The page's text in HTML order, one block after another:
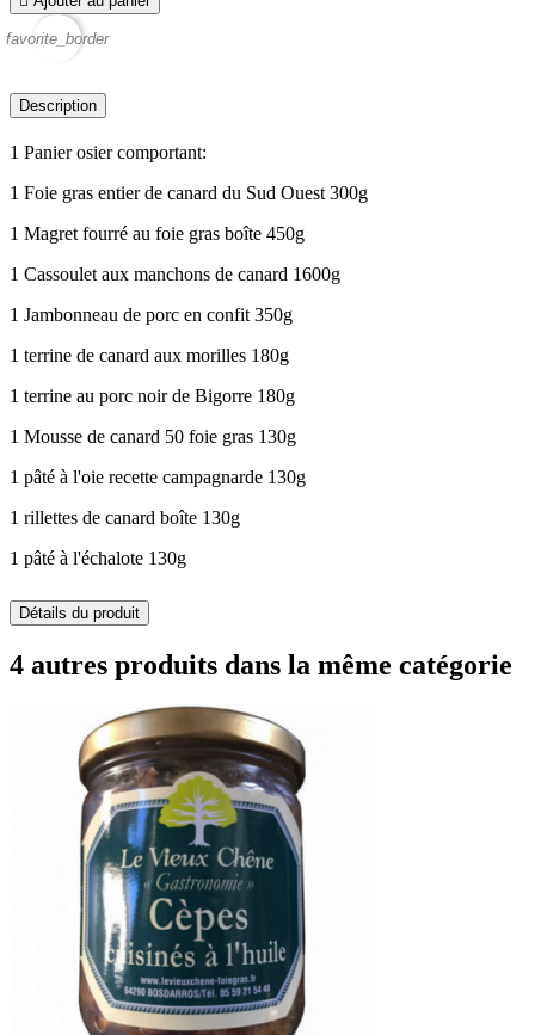
favorite_border
Description
1 Panier osier comportant:
1 Foie gras entier de canard du Sud Ouest 300g
1 Magret fourré au foie gras boîte 450g
1 Cassoulet aux manchons de canard 1600g
1 Jambonneau de porc en confit 350g
1 terrine de canard aux morilles 180g
1 terrine au porc noir de Bigorre 180g
1 Mousse de canard 50 foie gras 130g
1 pâté à l'oie recette campagnarde 130g
1 rillettes de canard boîte 130g
1 pâté à l'échalote 130g
Détails du produit
4 autres produits dans la même catégorie